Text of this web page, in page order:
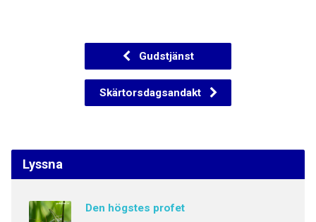
Gudstjänst
Skärtorsdagsandakt
Lyssna
Den högstes profet